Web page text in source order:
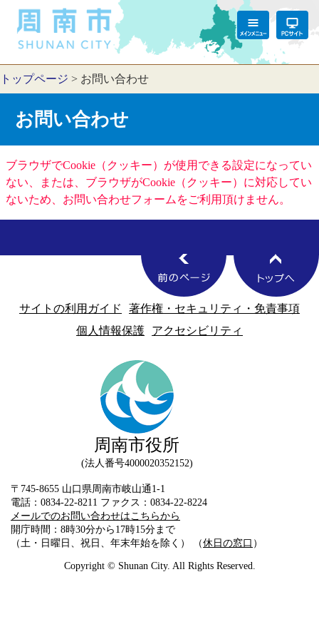
トップページ > お問い合わせ
お問い合わせ
ブラウザでCookie（クッキー）が使用できる設定になってい
ない、または、ブラウザがCookie（クッキー）に対応してい
ないため、お問い合わせフォームをご利用頂けません。
サイトの利用ガイド
著作権・セキュリティ・免責事項
個人情報保護
アクセシビリティ
周南市役所
法人番号4000020352152
〒745-8655 山口県周南市岐山通1-1
電話：0834-22-8211 ファクス：0834-22-8224
メールでのお問い合わせはこちらから
開庁時間：8時30分から17時15分まで
（土・日曜日、祝日、年末年始を除く） （休日の窓口 ）
Copyright © Shunan City. All Rights Reserved.